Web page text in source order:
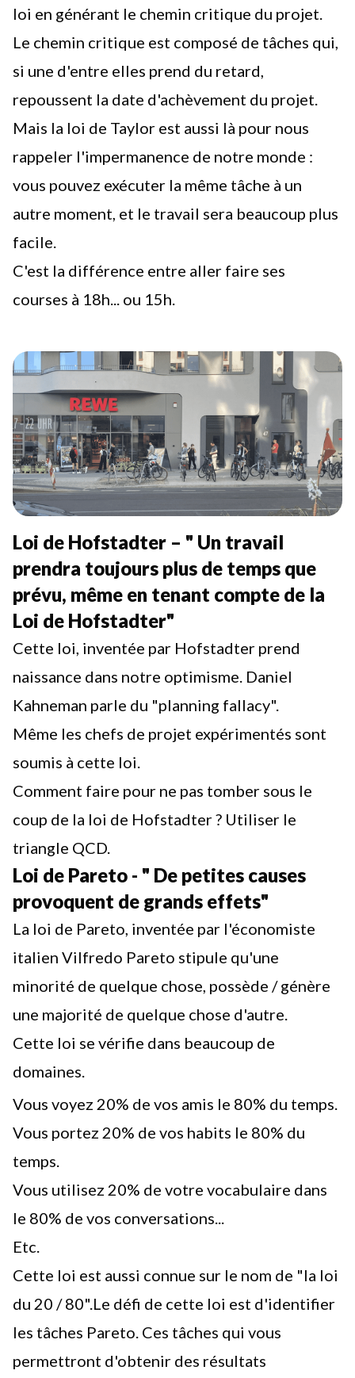
loi en générant le chemin critique du projet.
Le chemin critique est composé de tâches qui,
si une d'entre elles prend du retard,
repoussent la date d'achèvement du projet.
Mais la loi de Taylor est aussi là pour nous
rappeler l'impermanence de notre monde :
vous pouvez exécuter la même tâche à un
autre moment, et le travail sera beaucoup plus
facile.
C'est la différence entre aller faire ses
courses à 18h... ou 15h.
Loi de Hofstadter – " Un travail
prendra toujours plus de temps que
prévu, même en tenant compte de la
Loi de Hofstadter"
Cette loi, inventée par Hofstadter prend
naissance dans notre optimisme. Daniel
Kahneman parle du "planning fallacy".
Même les chefs de projet expérimentés sont
soumis à cette loi.
Comment faire pour ne pas tomber sous le
coup de la loi de Hofstadter ? Utiliser le
triangle QCD.
Loi de Pareto - " De petites causes
provoquent de grands effets"
La loi de Pareto, inventée par l'économiste
italien Vilfredo Pareto stipule qu'une
minorité de quelque chose, possède / génère
une majorité de quelque chose d'autre.
Cette loi se vérifie dans beaucoup de
domaines.
Vous voyez 20% de vos amis le 80% du temps.
Vous portez 20% de vos habits le 80% du
temps.
Vous utilisez 20% de votre vocabulaire dans
le 80% de vos conversations...
Etc.
Cette loi est aussi connue sur le nom de "la loi
du 20 / 80".Le défi de cette loi est d'identifier
les tâches Pareto. Ces tâches qui vous
permettront d'obtenir des résultats